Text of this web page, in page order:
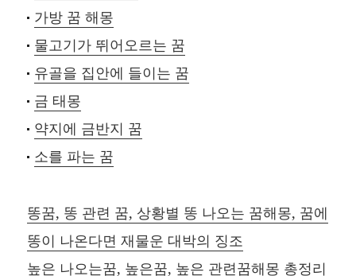
가방 꿈 해몽
물고기가 뛰어오르는 꿈
유골을 집안에 들이는 꿈
금 태몽
약지에 금반지 꿈
소를 파는 꿈
똥꿈, 똥 관련 꿈, 상황별 똥 나오는 꿈해몽, 꿈에
똥이 나온다면 재물운 대박의 징조
높은 나오는꿈, 높은꿈, 높은 관련꿈해몽 총정리